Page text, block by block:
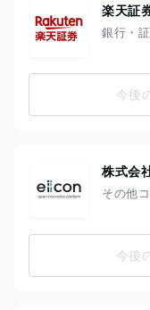
楽天証
銀行・
今後
株式会
その他
今後